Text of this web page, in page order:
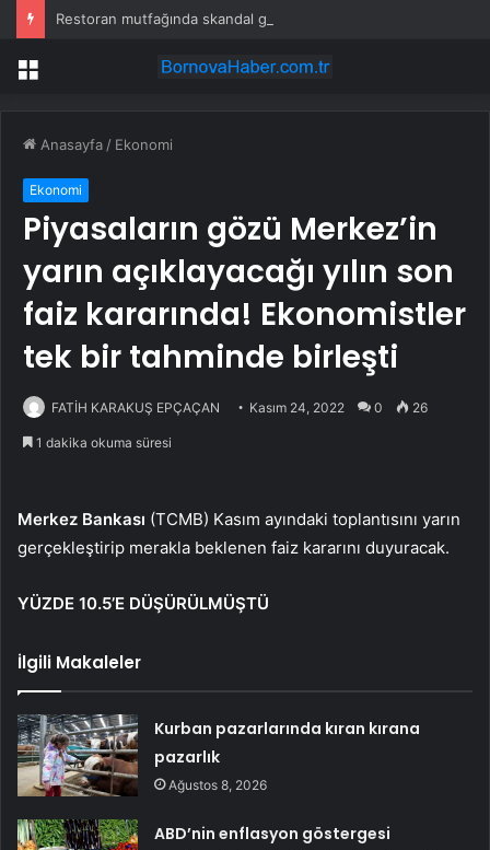
Menü
Anasayfa / Ekonomi
Ekonomi
Piyasaların gözü Merkez’in
yarın açıklayacağı yılın son
faiz kararında! Ekonomistler
tek bir tahminde birleşti
FATİH KARAKUŞ EPÇAÇAN Kasım 24, 2022 0 26
1 dakika okuma süresi
Merkez Bankası (TCMB) Kasım ayındaki toplantısını yarın
gerçekleştirip merakla beklenen faiz kararını duyuracak.
YÜZDE 10.5’E DÜŞÜRÜLMÜŞTÜ
İlgili Makaleler
Kurban pazarlarında kıran kırana
pazarlık
Ağustos 8, 2026
ABD’nin enflasyon göstergesi